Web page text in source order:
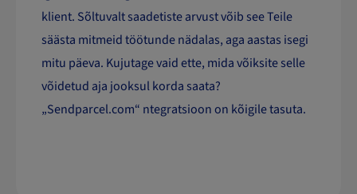
klient. Sõltuvalt saadetiste arvust võib see Teile
säästa mitmeid töötunde nädalas, aga aastas isegi
mitu päeva. Kujutage vaid ette, mida võiksite selle
võidetud aja jooksul korda saata?
„Sendparcel.com“ ntegratsioon on kõigile tasuta.